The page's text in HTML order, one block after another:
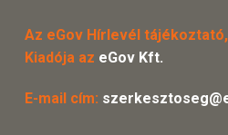
Az eGov Hírlevél
Kiadója az eGov Kft.
E-mail cím: